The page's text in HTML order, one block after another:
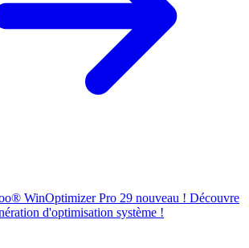
® WinOptimizer Pro 29 nouveau ! Découvre
d'optimisation système !